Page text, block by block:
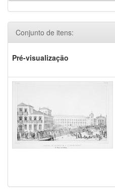
Conjunto de itens:
Pré-visualização